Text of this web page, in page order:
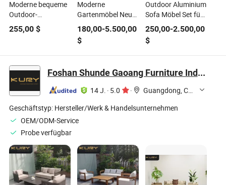
Moderne bequeme
Outdoor-
Aluminium-Garten-
Sofaset für Villa,
Wohnzimmer,
Innenhof, Hotel,
Park, langlebige
Metallmöbel
255,00 $
Moderne
Gartenmöbel Neue
Design Aluminium
Sofaset mit Seil für
Garten Innenhöfe
Hotels Parks
180,00-5.500,00
$
Outdoor Aluminium
Sofa Möbel Set für
Hotel Garten
Lounge
250,00-2.500,00
$
Foshan Shunde Gaoang Furniture Industry Co., Ltd.
14 J. · 5.0 ·
Guangdong, China
Geschäftstyp: Hersteller/Werk & Handelsunternehmen
OEM/ODM-Service
Probe verfügbar